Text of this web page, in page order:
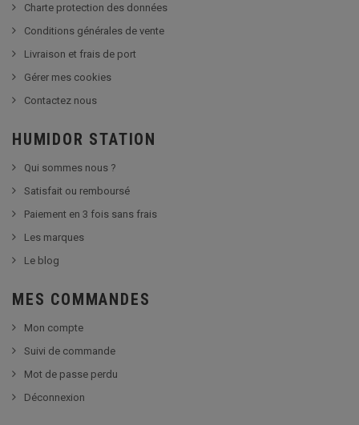
Charte protection des données
Conditions générales de vente
Livraison et frais de port
Gérer mes cookies
Contactez nous
HUMIDOR STATION
Qui sommes nous ?
Satisfait ou remboursé
Paiement en 3 fois sans frais
Les marques
Le blog
MES COMMANDES
Mon compte
Suivi de commande
Mot de passe perdu
Déconnexion